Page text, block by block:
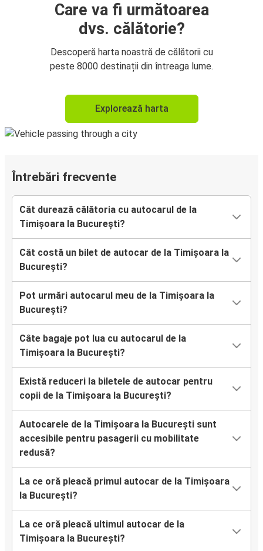
Care va fi următoarea
dvs. călătorie?
Descoperă harta noastră de călătorii cu
peste 8000 destinații din întreaga lume.
Explorează harta
Întrebări frecvente
Cât durează călătoria cu autocarul de la
Timișoara la București?
Cât costă un bilet de autocar de la Timișoara la
București?
Pot urmări autocarul meu de la Timișoara la
București?
Câte bagaje pot lua cu autocarul de la
Timișoara la București?
Există reduceri la biletele de autocar pentru
copii de la Timișoara la București?
Autocarele de la Timișoara la București sunt
accesibile pentru pasagerii cu mobilitate
redusă?
La ce oră pleacă primul autocar de la Timișoara
la București?
La ce oră pleacă ultimul autocar de la
Timișoara la București?